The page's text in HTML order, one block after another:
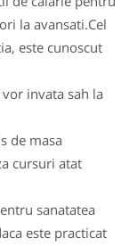
la avansati.Cel
este cunoscut
invata sah la
de masa
cursuri atat
sanatatea
este practicat